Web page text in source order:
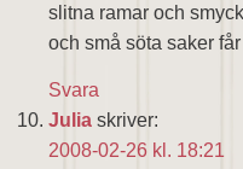
slitna ramar och
och små söta saker
Svara
Julia skriver:
2008-02-26 kl. 18:21